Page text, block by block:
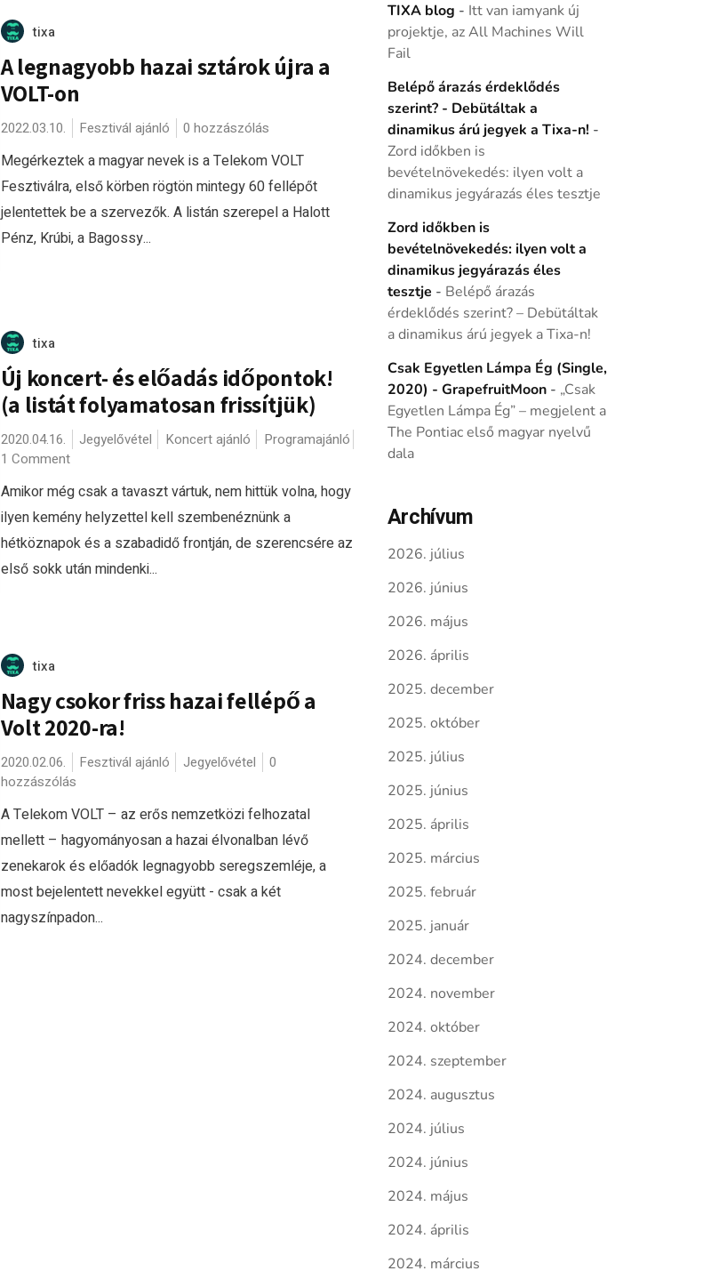
tixa
A legnagyobb hazai sztárok újra a
VOLT-on
2022.03.10. Fesztivál ajánló 0 hozzászólás
Megérkeztek a magyar nevek is a Telekom VOLT
Fesztiválra, első körben rögtön mintegy 60 fellépőt
jelentettek be a szervezők. A listán szerepel a Halott
Pénz, Krúbi, a Bagossy...
tixa
Új koncert- és előadás időpontok!
(a listát folyamatosan frissítjük)
2020.04.16. Jegyelővétel Koncert ajánló
Programajánló
1 Comment
Amikor még csak a tavaszt vártuk, nem hittük volna, hogy
ilyen kemény helyzettel kell szembenéznünk a
hétköznapok és a szabadidő frontján, de szerencsére az
első sokk után mindenki...
tixa
Nagy csokor friss hazai fellépő a
Volt 2020-ra!
2020.02.06. Fesztivál ajánló Jegyelővétel
0
hozzászólás
A Telekom VOLT – az erős nemzetközi felhozatal
mellett – hagyományosan a hazai élvonalban lévő
zenekarok és előadók legnagyobb seregszemléje, a
most bejelentett nevekkel együtt - csak a két
nagyszínpadon...
TIXA blog - Itt van iamyank új
projektje, az All Machines Will
Fail
Belépő árazás érdeklődés
szerint? - Debütáltak a
dinamikus árú jegyek a Tixa-n! -
Zord időkben is
bevételnövekedés: ilyen volt a
dinamikus jegyárazás éles tesztje
Zord időkben is
bevételnövekedés: ilyen volt a
dinamikus jegyárazás éles
tesztje - Belépő árazás
érdeklődés szerint? – Debütáltak
a dinamikus árú jegyek a Tixa-n!
Csak Egyetlen Lámpa Ég (Single,
2020) - GrapefruitMoon- „Csak
Egyetlen Lámpa Ég” – megjelent a
The Pontiac első magyar nyelvű
dala
Archívum
2026. július
2026. június
2026. május
2026. április
2025. december
2025. október
2025. július
2025. június
2025. április
2025. március
2025. február
2025. január
2024. december
2024. november
2024. október
2024. szeptember
2024. augusztus
2024. július
2024. június
2024. május
2024. április
2024. március